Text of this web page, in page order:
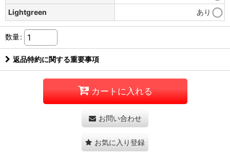
Lightgreen
あり
数量:
返品特約に関する重要事項
カートに入れる
お問い合わせ
お気に入り登録